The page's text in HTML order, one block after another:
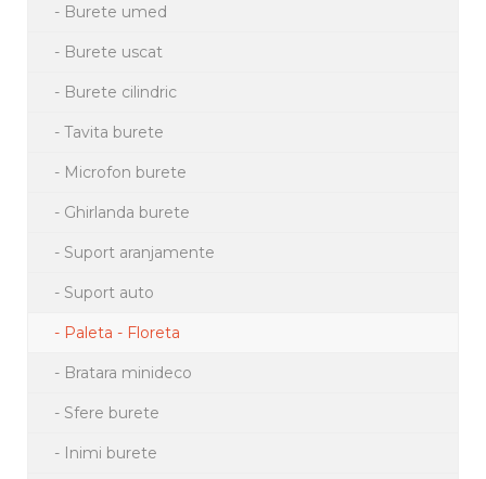
- Burete umed
- Burete uscat
- Burete cilindric
- Tavita burete
- Microfon burete
- Ghirlanda burete
- Suport aranjamente
- Suport auto
- Paleta - Floreta
- Bratara minideco
- Sfere burete
- Inimi burete